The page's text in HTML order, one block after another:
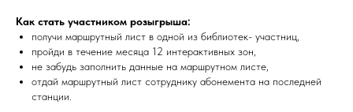
Как стать участником розыгрыша:
получи маршрутный лист в одной из библиотек- участниц,
пройди в течение месяца 12 интерактивных зон,
не забудь заполнить данные на маршрутном листе,
отдай маршрутный лист сотруднику абонемента на последней
станции.